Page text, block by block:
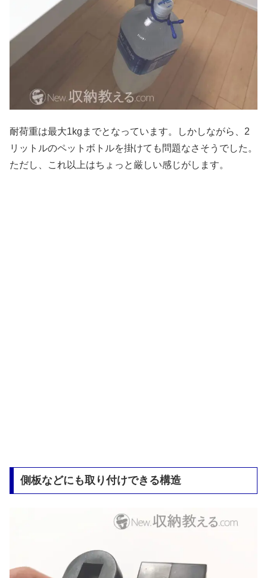
耐荷重は最大1kgまでとなっています。しかしながら、2
リットルのペットボトルを掛けても問題なさそうでした。
ただし、これ以上はちょっと厳しい感じがします。
側板などにも取り付けできる構造